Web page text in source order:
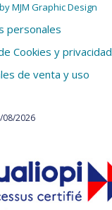
by MJM Graphic Design
personales
Cookies y privacidad
de venta y uso
08/2026